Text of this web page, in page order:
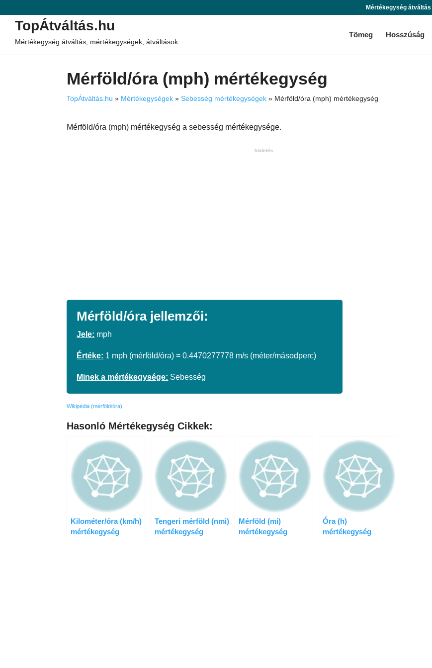
Mértékegység átváltás
TopÁtváltás.hu
Mértékegység átváltás, mértékegységek, átváltások
Tömeg Hosszúság
Mérföld/óra (mph) mértékegység
TopÁtváltás.hu » Mértékegységek »Sebesség mértékegységek » Mérföld/óra (mph) mértékegység
Mérföld/óra (mph) mértékegység a sebesség mértékegysége.
hirdetés
Mérföld/óra jellemzői:
Jele: mph
Értéke: 1 mph (mérföld/óra) = 0.4470277778 m/s (méter/másodperc)
Minek a mértékegysége: Sebesség
Wikipédia (mérföld/óra)
Hasonló Mértékegység Cikkek:
Kilométer/óra (km/h)
mértékegység
Tengeri mérföld (nmi)
mértékegység
Mérföld (mi)
mértékegység
Óra (h)
mértékegység